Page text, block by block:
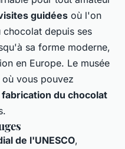
guidées où l'on
depuis ses
sa forme moderne,
en Europe. Le musée
où vous pouvez
fabrication du chocolat
de l'UNESCO,